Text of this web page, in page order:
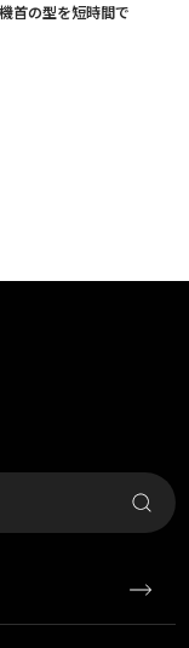
首の型を短時間で